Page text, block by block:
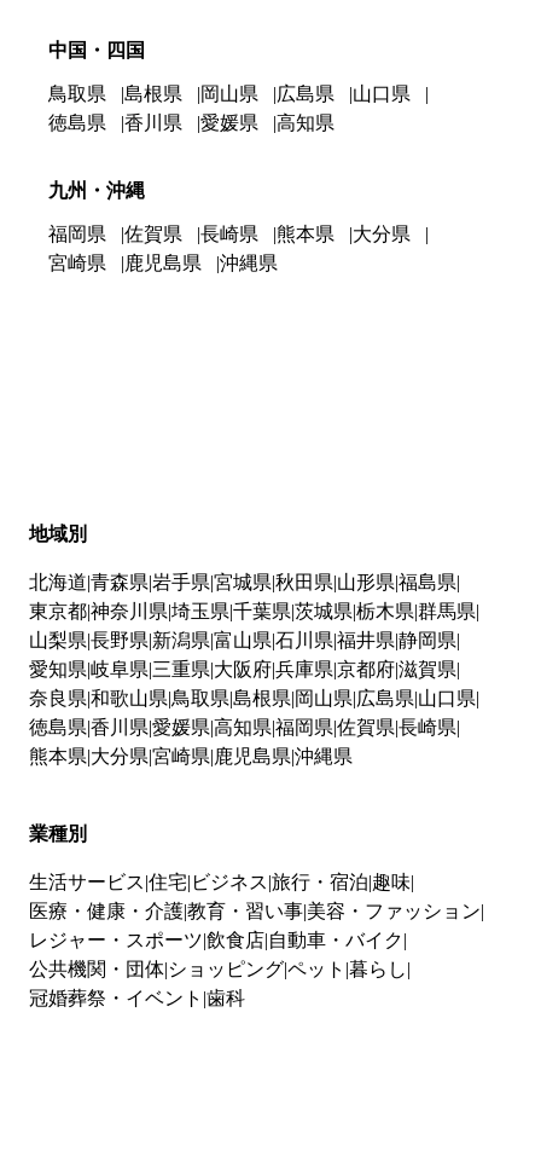
中国・四国
鳥取県 島根県 岡山県 広島県
山口県
徳島県
香川県 愛媛県 高知県
九州・沖縄
福岡県 佐賀県 長崎県 熊本県
大分県
宮崎県
鹿児島県 沖縄県
地域別
北海道 青森県 岩手県 宮城県 秋田県 山形県 福島県
東京都神奈川県 埼玉県 千葉県 茨城県 栃木県 群馬県
山梨県 長野県 新潟県 富山県 石川県 福井県 静岡県
愛知県 岐阜県 三重県 大阪府兵庫県 京都府滋賀県
奈良県 和歌山県 鳥取県 島根県 岡山県 広島県 山口県
徳島県 香川県 愛媛県 高知県 福岡県 佐賀県 長崎県
熊本県 大分県 宮崎県 鹿児島県 沖縄県
業種別
生活サービス 住宅 ビジネス 旅行・宿泊 趣味
医療・健康・介護教育・習い事 美容・ファッション
レジャー・スポーツ 飲食店 自動車・バイク
公共機関・団体 ショッピングペット 暮らし
冠婚葬祭・イベント 歯科